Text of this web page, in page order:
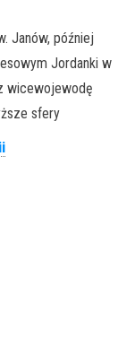
Janów, później
Jordanki w
wicewojewodę
sfery